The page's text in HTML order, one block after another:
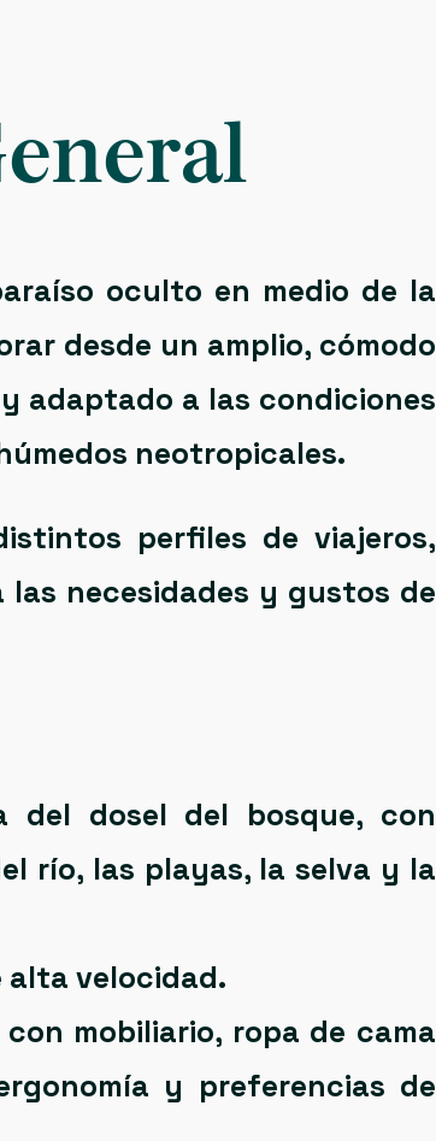
oculto en medio de la
desde un amplio, cómodo
adaptado a las condiciones
neotropicales.
perfiles de viajeros,
las necesidades y gustos de
del dosel del bosque, con
río, las playas, la selva y la
velocidad.
mobiliario, ropa de cama
y preferencias de